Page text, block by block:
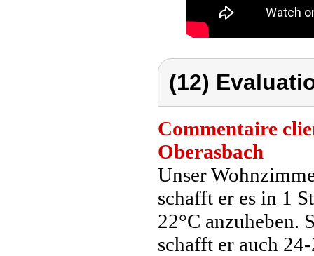
(12)
Commentaire
Oberasbach
Unser
schafft er es in 1
22°C anzuheben.
schafft er auch